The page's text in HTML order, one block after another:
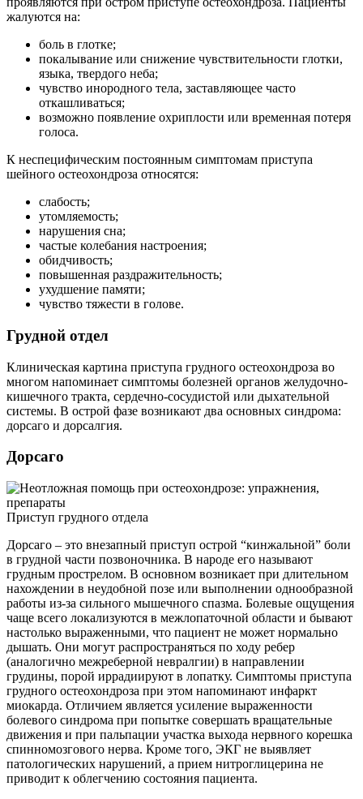
жалуются на:
боль в глотке;
покалывание или снижение чувствительности глотки,
языка, твердого неба;
чувство инородного тела, заставляющее часто
откашливаться;
возможно появление охриплости или временная потеря
голоса.
К неспецифическим постоянным симптомам приступа
шейного остеохондроза относятся:
слабость;
утомляемость;
нарушения сна;
частые колебания настроения;
обидчивость;
повышенная раздражительность;
ухудшение памяти;
чувство тяжести в голове.
Грудной отдел
Клиническая картина приступа грудного остеохондроза во
многом напоминает симптомы болезней органов желудочно-
кишечного тракта, сердечно-сосудистой или дыхательной
системы. В острой фазе возникают два основных синдрома:
дорсаго и дорсалгия.
Дорсаго
Приступ грудного отдела
Дорсаго – это внезапный приступ острой “кинжальной” боли
в грудной части позвоночника. В народе его называют
грудным прострелом. В основном возникает при длительном
нахождении в неудобной позе или выполнении однообразной
работы из-за сильного мышечного спазма. Болевые ощущения
чаще всего локализуются в межлопаточной области и бывают
настолько выраженными, что пациент не может нормально
дышать. Они могут распространяться по ходу ребер
(аналогично межреберной невралгии) в направлении
грудины, порой иррадиируют в лопатку. Симптомы приступа
грудного остеохондроза при этом напоминают инфаркт
миокарда. Отличием является усиление выраженности
болевого синдрома при попытке совершать вращательные
движения и при пальпации участка выхода нервного корешка
спинномозгового нерва. Кроме того, ЭКГ не выявляет
патологических нарушений, а прием нитроглицерина не
приводит к облегчению состояния пациента.